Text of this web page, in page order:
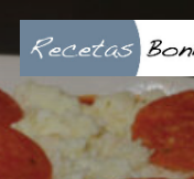
Saltar
contenido